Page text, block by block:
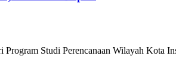
Program Studi Perencanaan Wilayah Kota